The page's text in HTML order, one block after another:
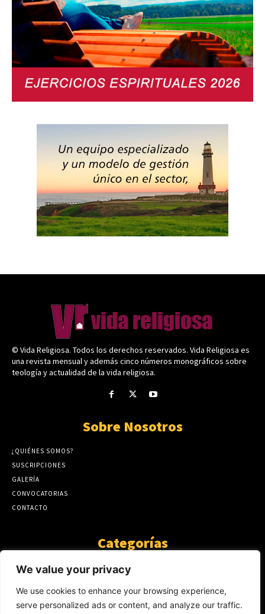
We value your privacy
We use cookies to enhance your browsing experience,
serve personalized ads or content, and analyze our traffic.
© Vida Religiosa. Todos los derechos reservados. Vida Religiosa es
una revista mensual y además cinco números monográficos sobre
teología y actualidad de la vida religiosa.
Sobre Nosotros
¿QUIÉNES SOMOS?
SUSCRIPCIONES
GALERÍA
CONVOCATORIAS
CONTACTO
Categorías
ARTÍCULOS
GUANTE DE SEDA
AL CALOR DE LA PALABRA
Y YO QUE SÉ
423